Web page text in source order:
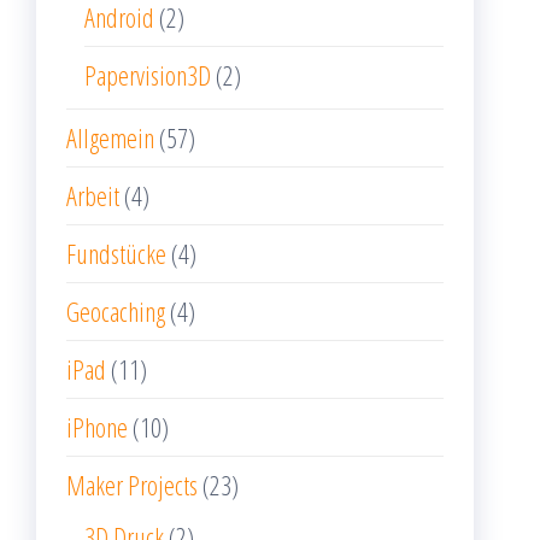
Android (2)
Papervision3D (2)
Allgemein (57)
Arbeit(4)
Fundstücke (4)
Geocaching(4)
iPad (11)
iPhone (10)
Maker Projects (23)